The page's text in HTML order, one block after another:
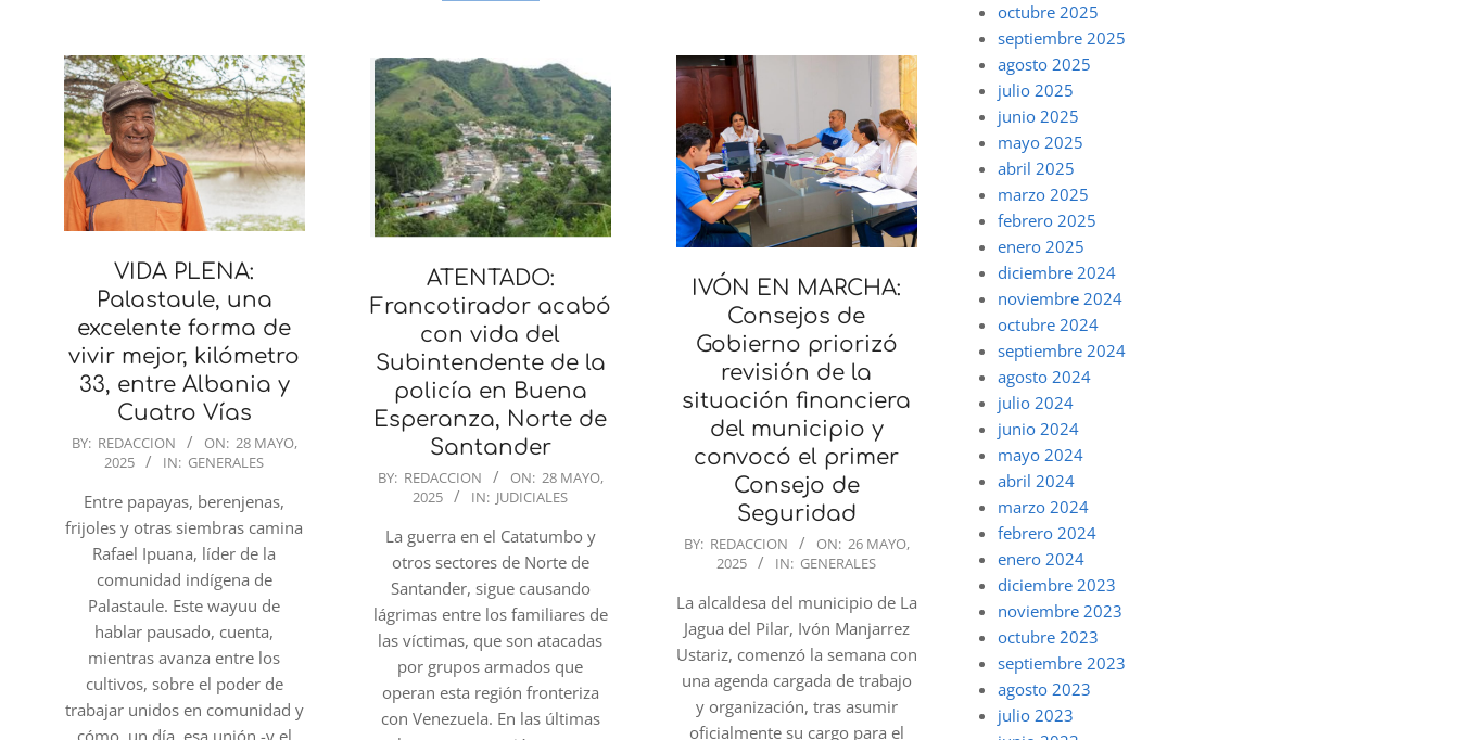
VIDA PLENA:
Palastaule, una
excelente forma de
vivir mejor, kilómetro
33, entre Albania y
Cuatro Vías
2025-
BY: REDACCION ON: 28 MAYO,
2025
IN: GENERALES
Entre papayas, berenjenas,
frijoles y otras siembras camina
Rafael Ipuana, líder de la
comunidad indígena de
Palastaule. Este wayuu de
hablar pausado, cuenta,
mientras avanza entre los
cultivos, sobre el poder de
trabajar unidos en comunidad y
cómo, un día, esa unión -y el
ATENTADO:
Francotirador acabó
con vida del
Subintendente de la
policía en Buena
Esperanza, Norte de
Santander
2025-
28
BY: REDACCION ON: 28 MAYO,
2025
IN: JUDICIALES
La guerra en el Catatumbo y
otros sectores de Norte de
Santander, sigue causando
lágrimas entre los familiares de
las víctimas, que son atacadas
por grupos armados que
operan esta región fronteriza
con Venezuela. En las últimas
IVÓN EN MARCHA:
Consejos de
Gobierno priorizó
revisión de la
situación financiera
del municipio y
convocó el primer
Consejo de
Seguridad
2025-
26
BY: REDACCION ON: 26 MAYO,
2025
IN: GENERALES
La alcaldesa del municipio de La
Jagua del Pilar, Ivón Manjarrez
Ustariz, comenzó la semana con
una agenda cargada de trabajo
y organización, tras asumir
oficialmente su cargo para el
octubre 2025
septiembre 2025
agosto 2025
julio 2025
junio 2025
mayo 2025
abril 2025
marzo 2025
febrero 2025
enero 2025
diciembre 2024
noviembre 2024
octubre 2024
septiembre 2024
agosto 2024
julio 2024
junio 2024
mayo 2024
abril 2024
marzo 2024
febrero 2024
enero 2024
diciembre 2023
noviembre 2023
octubre 2023
septiembre 2023
agosto 2023
julio 2023